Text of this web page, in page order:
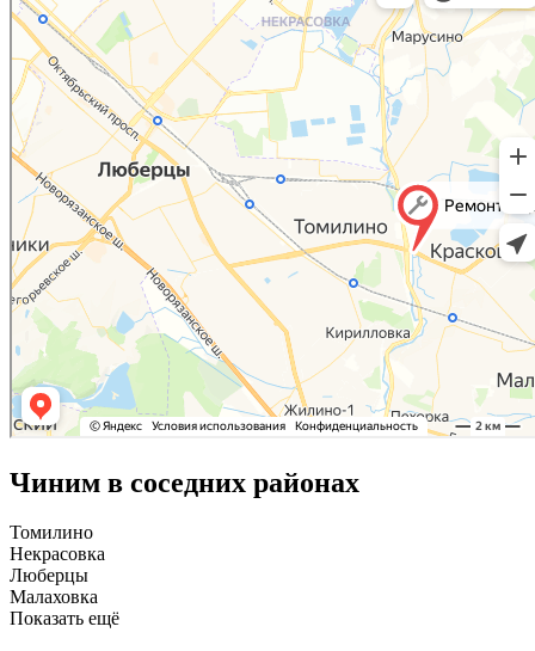
Чиним в соседних районах
Томилино
Некрасовка
Люберцы
Малаховка
Показать ещё